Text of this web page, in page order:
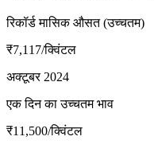
रिकॉर्ड मासिक औसत (उच्चतम)
₹7,117/क्विंटल
अक्टूबर 2024
एक दिन का उच्चतम भाव
₹11,500/क्विंटल